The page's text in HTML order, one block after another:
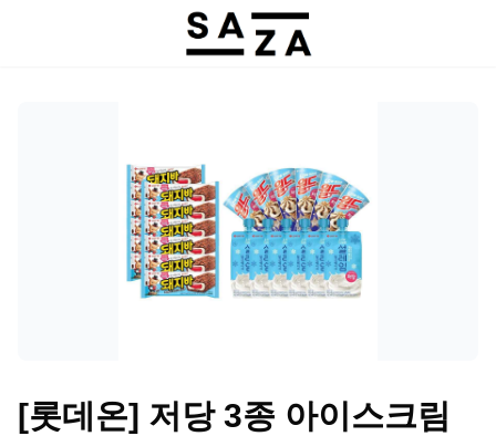
[롯데온] 저당 3종 아이스크림